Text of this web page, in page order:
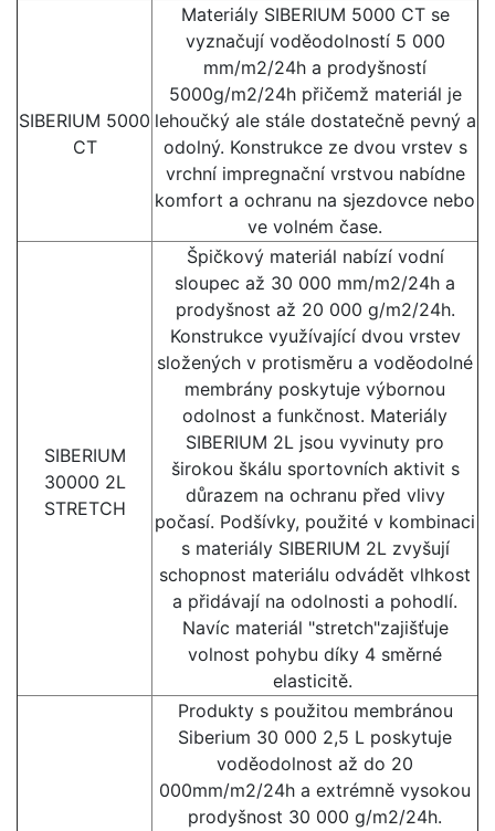
SIBERIUM 5000
CT
Materiály SIBERIUM 5000 CT se
vyznačují voděodolností 5 000
mm/m2/24h a prodyšností
5000g/m2/24h přičemž materiál je
lehoučký ale stále dostatečně pevný a
odolný. Konstrukce ze dvou vrstev s
vrchní impregnační vrstvou nabídne
komfort a ochranu na sjezdovce nebo
ve volném čase.
SIBERIUM
30000 2L
STRETCH
Špičkový materiál nabízí vodní
sloupec až 30 000 mm/m2/24h a
prodyšnost až 20 000 g/m2/24h.
Konstrukce využívající dvou vrstev
složených v protisměru a voděodolné
membrány poskytuje výbornou
odolnost a funkčnost. Materiály
SIBERIUM 2L jsou vyvinuty pro
širokou škálu sportovních aktivit s
důrazem na ochranu před vlivy
počasí. Podšívky, použité v kombinaci
s materiály SIBERIUM 2L zvyšují
schopnost materiálu odvádět vlhkost
a přidávají na odolnosti a pohodlí.
Navíc materiál "stretch"zajišťuje
volnost pohybu díky 4 směrné
elasticitě.
Produkty s použitou membránou
Siberium 30 000 2,5 L poskytuje
voděodolnost až do 20
000mm/m2/24h a extrémně vysokou
prodyšnost 30 000 g/m2/24h.